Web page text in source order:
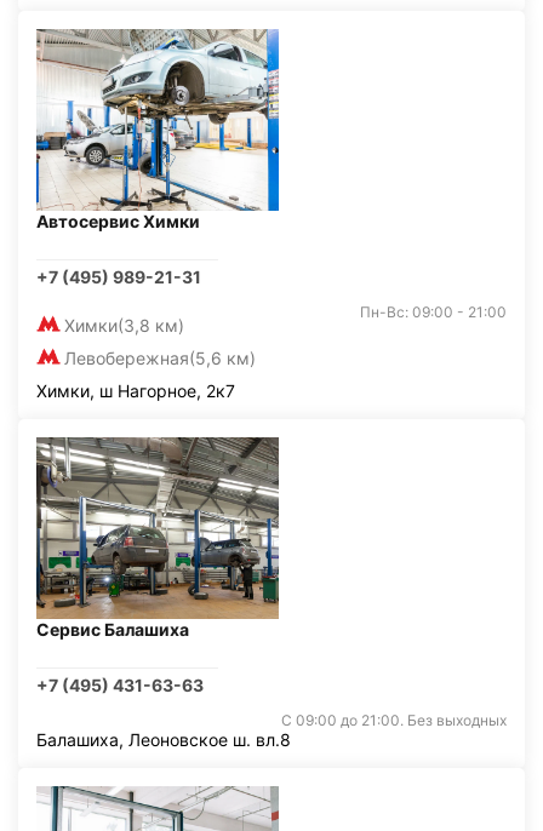
Автосервис Химки
+7 (495) 989-21-31
Химки(3,8 км)
Левобережная(5,6 км)
Пн-Вс: 09:00 - 21:00
Химки, ш Нагорное, 2к7
Сервис Балашиха
+7 (495) 431-63-63
С 09:00 до 21:00. Без выходных
Балашиха, Леоновское ш. вл.8